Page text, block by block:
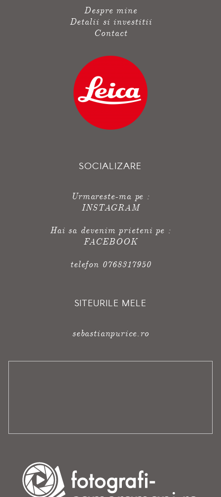
Despre mine
Detalii si investitii
Contact
SOCIALIZARE
Urmareste-ma pe :
INSTAGRAM
Hai sa devenim prieteni pe :
FACEBOOK
telefon 0768317950
SITEURILE MELE
sebastianpurice.ro